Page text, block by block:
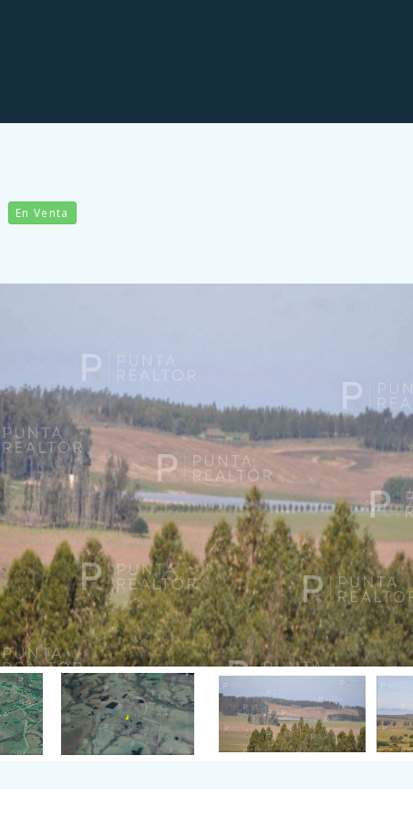
En Venta